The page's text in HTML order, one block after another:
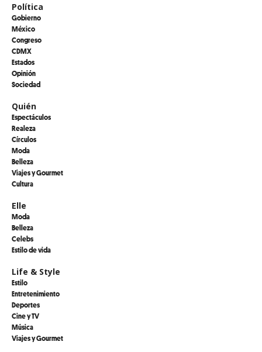
Política
Gobierno
México
Congreso
CDMX
Estados
Opinión
Sociedad
Quién
Espectáculos
Realeza
Círculos
Moda
Belleza
Viajes y Gourmet
Cultura
Elle
Moda
Belleza
Celebs
Estilo de vida
Life & Style
Estilo
Entretenimiento
Deportes
Cine y TV
Música
Viajes y Gourmet